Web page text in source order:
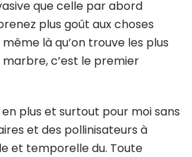
que celle par abord
plus goût aux choses
là qu’on trouve les plus
c’est le premier
plus et surtout pour moi sans
et des pollinisateurs à
et temporelle du. Toute